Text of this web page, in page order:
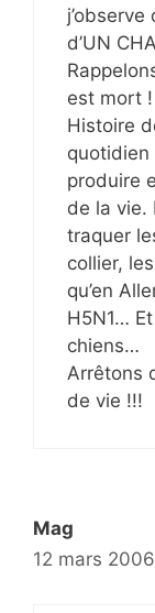
j’observe
d’UN
est mort !
Histoire
quotidien
produire
de la vie.
traquer
collier,
qu’en
H5N1…
chiens…
Arrêtons
de vie !!!
Mag
12 mars